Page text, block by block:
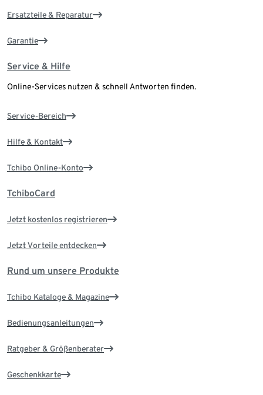
Ersatzteile & Reparatur
Garantie
Service & Hilfe
Online-Services nutzen & schnell Antworten finden.
Service-Bereich
Hilfe & Kontakt
Tchibo Online-Konto
TchiboCard
Jetzt kostenlos registrieren
Jetzt Vorteile entdecken
Rund um unsere Produkte
Tchibo Kataloge & Magazine
Bedienungsanleitungen
Ratgeber & Größenberater
Geschenkkarte